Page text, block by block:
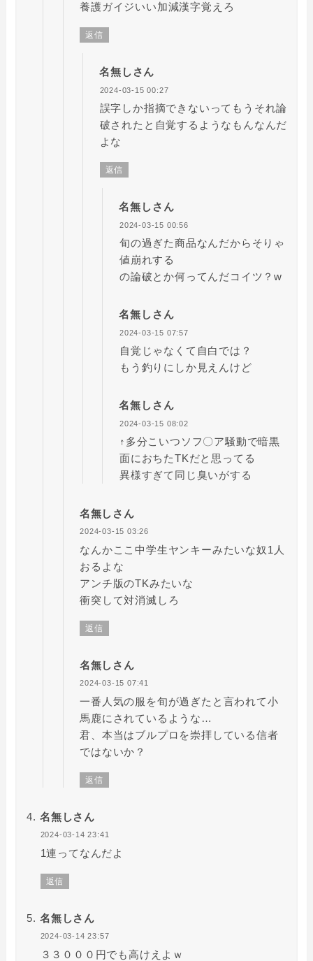
養護ガイジいい加減漢字覚えろ
返信
名無しさん
2024-03-15 00:27
誤字しか指摘できないってもうそれ論
破されたと自覚するようなもんなんだ
よな
返信
名無しさん
2024-03-15 00:56
旬の過ぎた商品なんだからそりゃ
値崩れする
の論破とか何ってんだコイツ？w
名無しさん
2024-03-15 07:57
自覚じゃなくて自白では？
もう釣りにしか見えんけど
名無しさん
2024-03-15 08:02
↑多分こいつソフ〇ア騒動で暗黒
面におちたTKだと思ってる
異様すぎて同じ臭いがする
名無しさん
2024-03-15 03:26
なんかここ中学生ヤンキーみたいな奴1人
おるよな
アンチ版のTKみたいな
衝突して対消滅しろ
返信
名無しさん
2024-03-15 07:41
一番人気の服を旬が過ぎたと言われて小
馬鹿にされているような…
君、本当はブルプロを崇拝している信者
ではないか？
返信
名無しさん
2024-03-14 23:41
1連ってなんだよ
返信
名無しさん
2024-03-14 23:57
３３０００円でも高けえよｗ